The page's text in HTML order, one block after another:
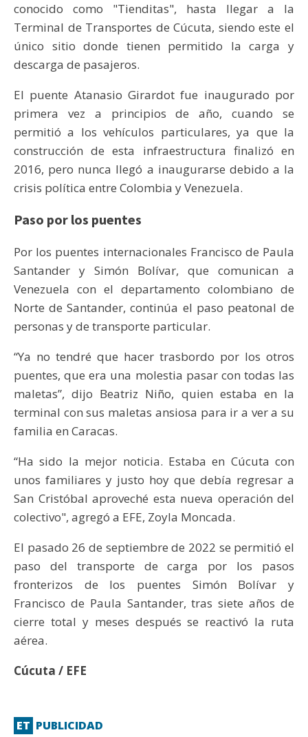
conocido como "Tienditas", hasta llegar a la
Terminal de Transportes de Cúcuta, siendo este el
único sitio donde tienen permitido la carga y
descarga de pasajeros.
El puente Atanasio Girardot fue inaugurado por
primera vez a principios de año, cuando se
permitió a los vehículos particulares, ya que la
construcción de esta infraestructura finalizó en
2016, pero nunca llegó a inaugurarse debido a la
crisis política entre Colombia y Venezuela.
Paso por los puentes
Por los puentes internacionales Francisco de Paula
Santander y Simón Bolívar, que comunican a
Venezuela con el departamento colombiano de
Norte de Santander, continúa el paso peatonal de
personas y de transporte particular.
“Ya no tendré que hacer trasbordo por los otros
puentes, que era una molestia pasar con todas las
maletas”, dijo Beatriz Niño, quien estaba en la
terminal con sus maletas ansiosa para ir a ver a su
familia en Caracas.
“Ha sido la mejor noticia. Estaba en Cúcuta con
unos familiares y justo hoy que debía regresar a
San Cristóbal aproveché esta nueva operación del
colectivo", agregó a EFE, Zoyla Moncada.
El pasado 26 de septiembre de 2022 se permitió el
paso del transporte de carga por los pasos
fronterizos de los puentes Simón Bolívar y
Francisco de Paula Santander, tras siete años de
cierre total y meses después se reactivó la ruta
aérea.
Cúcuta / EFE
ET PUBLICIDAD